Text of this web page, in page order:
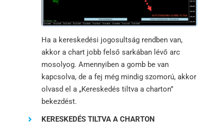
Ha a kereskedési jogosultság rendben van,
akkor a chart jobb felső sarkában lévő arc
mosolyog. Amennyiben a gomb be van
kapcsolva, de a fej még mindig szomorú, akkor
olvasd el a „Kereskedés tiltva a charton”
bekezdést.
KERESKEDÉS TILTVA A CHARTON